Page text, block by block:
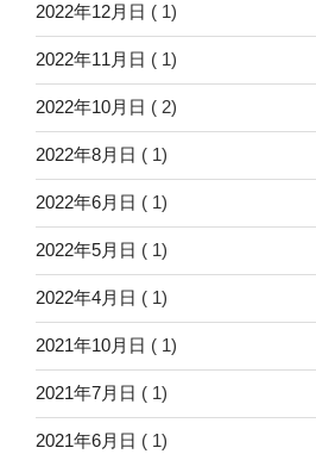
2022年12月日 ( 1)
2022年11月日 ( 1)
2022年10月日 ( 2)
2022年8月日 ( 1)
2022年6月日 ( 1)
2022年5月日 ( 1)
2022年4月日 ( 1)
2021年10月日 ( 1)
2021年7月日 ( 1)
2021年6月日 ( 1)